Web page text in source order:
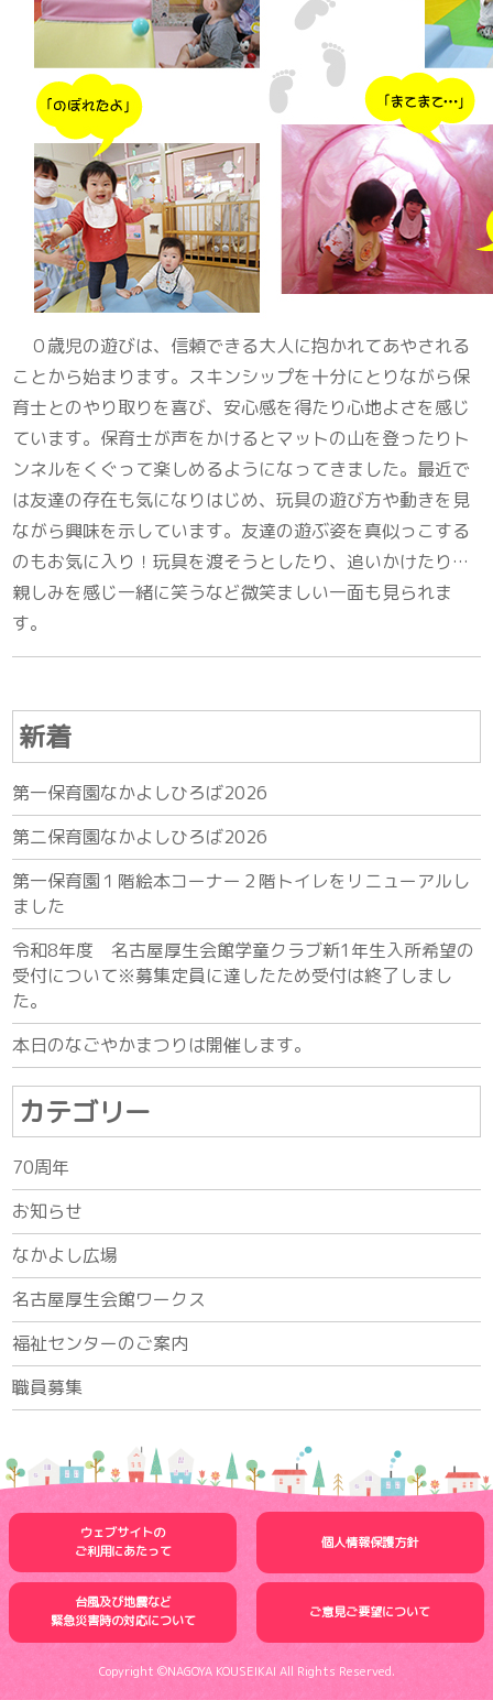
０歳児の遊びは、信頼できる大人に抱かれてあやされる
ことから始まります。スキンシップを十分にとりながら保
育士とのやり取りを喜び、安心感を得たり心地よさを感じ
ています。保育士が声をかけるとマットの山を登ったりト
ンネルをくぐって楽しめるようになってきました。最近で
は友達の存在も気になりはじめ、玩具の遊び方や動きを見
ながら興味を示しています。友達の遊ぶ姿を真似っこする
のもお気に入り！玩具を渡そうとしたり、追いかけたり…
親しみを感じ一緒に笑うなど微笑ましい一面も見られま
す。
新着
第一保育園なかよしひろば2026
第二保育園なかよしひろば2026
第一保育園１階絵本コーナー２階トイレをリニューアルし
ました
令和8年度 名古屋厚生会館学童クラブ新1年生入所希望の
受付について※募集定員に達したため受付は終了しまし
た。
本日のなごやかまつりは開催します。
カテゴリー
70周年
お知らせ
なかよし広場
名古屋厚生会館ワークス
福祉センターのご案内
職員募集
ウェブサイトの
ご利用にあたって
個人情報保護方針
台風及び地震など
緊急災害時の対応について
ご意見ご要望について
Copyright ©NAGOYA KOUSEIKAI All Rights Reserved.